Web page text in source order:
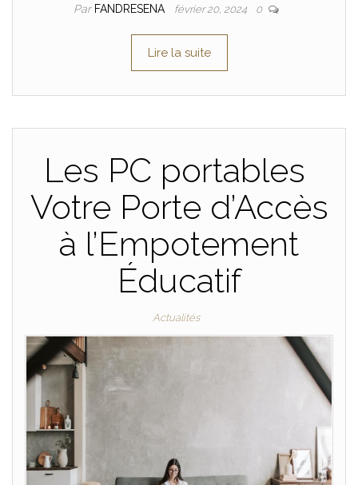
Par FANDRESENA février 20, 2024 0
Lire la suite
Les PC portables
Votre Porte d’Accès
à l’Empotement
Éducatif
Actualités